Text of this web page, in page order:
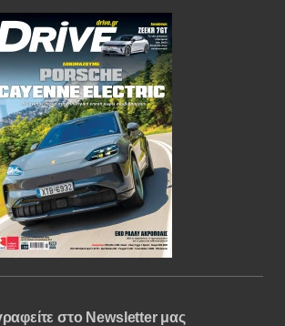
στο Newsletter μας